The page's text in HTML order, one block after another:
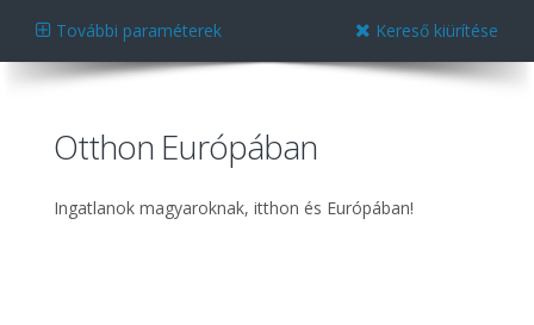
További paraméterek Kereső kiürítése
Otthon Európában
Ingatlanok magyaroknak, itthon és Európában!